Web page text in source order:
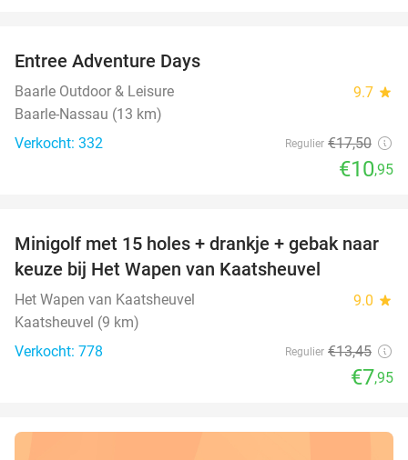
Entree Adventure Days
Baarle Outdoor & Leisure 9.7 star
Baarle-Nassau (13 km)
Verkocht: 332
Regulier €17,50
€10,95
41%
Minigolf met 15 holes + drankje + gebak naar
keuze bij Het Wapen van Kaatsheuvel
Het Wapen van Kaatsheuvel 9.0 star
Kaatsheuvel (9 km)
Verkocht: 778
Regulier €13,45
€7,95